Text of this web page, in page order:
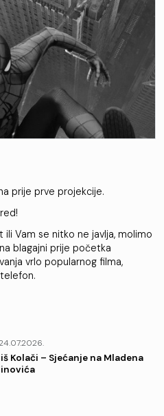
prije prve projekcije.
Vam se nitko ne javlja, molimo
blagajni prije početka
vrlo popularnog filma,
Kolači – Sjećanje na Mladena